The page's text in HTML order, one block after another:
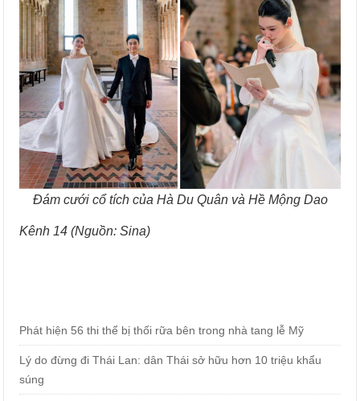
Đám cưới cổ tích của Hà Du Quân và Hề Mộng Dao
Kênh 14 (Nguồn: Sina)
Phát hiện 56 thi thể bị thối rữa bên trong nhà tang lễ Mỹ
Lý do đừng đi Thái Lan: dân Thái sở hữu hơn 10 triệu khẩu
súng